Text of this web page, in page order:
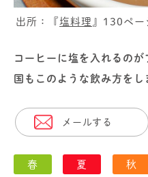
出所：『塩料理 』130ペー
コーヒーに塩を入れるの
国もこのような飲み方をし
メールする
春 夏 秋